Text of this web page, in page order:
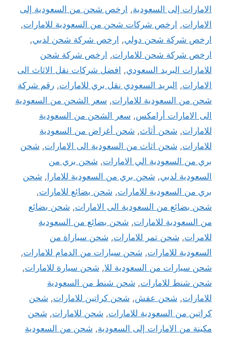
الامارات إلى السعودية, ارخص شحن من السعودية إلى
الامارات, ارخص شركات شحن من السعودية للامارات,
ارخص شركة شحن دولي, ارخص شركة شحن لدبي,
ارخص شركة شحن للامارات, ارخص شركة شحن
للامارات البريد السعودي, افضل شركات نقل الاثاث الى
الامارات, البريد السعودي نقل بري للامارات, رقم شركة
شحن من السعودية للامارات, سعر الشحن من السعودية
الى الامارات أرامكس, سعر الشحن من السعودية
للامارات, شحن أثاث, شحن أغراض من السعودية
للامارات, شحن اثاث من السعودية الى الامارات, شحن
بري من السعودية الي الامارات, شحن بري من
السعودية لدبي, شحن بري من السعودية للامارا , شحن
بري من السعودية للامارات, شحن بضائع للامارات,
شحن بضائع من السعودية الى الامارات, شحن بضائع
من السعودية للامارات, شحن بضائع من السعودية
للامرات, شحن تمر للامارات, شحن سياراة من
السعودية للامارات, شحن سيارات من الدمام للامارات,
شحن سيارات من السعودية للا, شحن سيارة للامارات,
شحن شنط للامارات, شحن شنط من السعودية
للامارات, شحن عفش, شحن كراتين للامارات, شحن
كراتين من السعودية للامارات, شحن للامارات, شحن
مكينة من الامارات إلى السعودية, شحن من السعودية